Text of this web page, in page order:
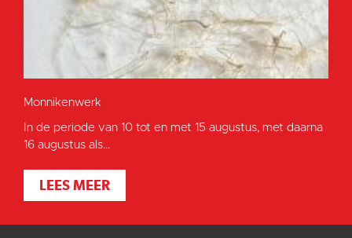
Monnikenwerk
In de periode van 10 tot en met 15 augustus, met daarna
16 augustus als...
LEES MEER